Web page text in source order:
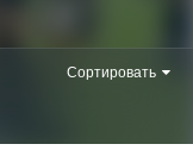
Сортировать